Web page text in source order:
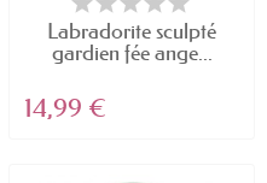
Labradorite sculpté
gardien fée ange...
14,99 €